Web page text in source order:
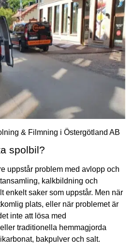
& Filmning i Östergötland AB
spolbil?
uppstår problem med avlopp och
kalkbildning och
enkelt saker som uppstår. Men när
plats, eller när problemet är
inte att lösa med
traditionella hemmagjorda
bakpulver och salt.